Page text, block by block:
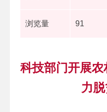
浏览量 91
科技部门开展
力